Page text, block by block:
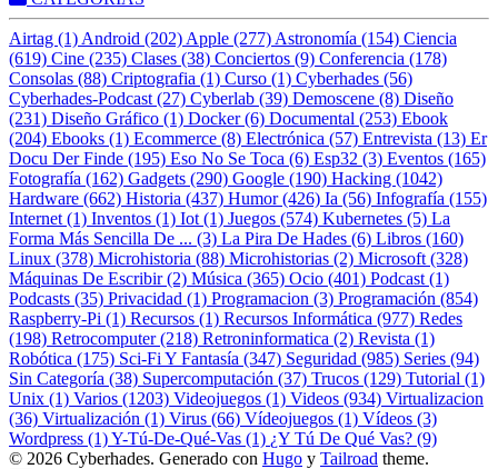
Airtag (1) Android (202) Apple (277) Astronomía (154) Ciencia
(619) Cine (235) Clases (38) Conciertos (9) Conferencia (178)
Consolas (88) Criptografia (1) Curso (1) Cyberhades (56)
Cyberhades-Podcast (27) Cyberlab (39) Demoscene (8) Diseño
(231) Diseño Gráfico (1) Docker (6) Documental (253) Ebook
(204) Ebooks (1) Ecommerce (8) Electrónica (57) Entrevista (13) Er
Docu Der Finde (195) Eso No Se Toca (6) Esp32 (3) Eventos (165)
Fotografía (162) Gadgets (290) Google (190) Hacking (1042)
Hardware (662) Historia (437) Humor (426) Ia (56) Infografía (155)
Internet (1) Inventos (1) Iot (1) Juegos (574) Kubernetes (5) La
Forma Más Sencilla De ... (3) La Pira De Hades (6) Libros (160)
Linux (378) Microhistoria (88) Microhistorias (2) Microsoft (328)
Máquinas De Escribir (2) Música (365) Ocio (401) Podcast (1)
Podcasts (35) Privacidad (1) Programacion (3) Programación (854)
Raspberry-Pi (1) Recursos (1) Recursos Informática (977) Redes
(198) Retrocomputer (218) Retroninformatica (2) Revista (1)
Robótica (175) Sci-Fi Y Fantasía (347) Seguridad (985) Series (94)
Sin Categoría (38) Supercomputación (37) Trucos (129) Tutorial (1)
Unix (1) Varios (1203) Videojuegos (1) Videos (934) Virtualizacion
(36) Virtualización (1) Virus (66) Vídeojuegos (1) Vídeos (3)
Wordpress (1)Y-Tú-De-Qué-Vas (1) ¿Y Tú De Qué Vas? (9)
© 2026 Cyberhades. Generado con Hugo y Tailroad theme.